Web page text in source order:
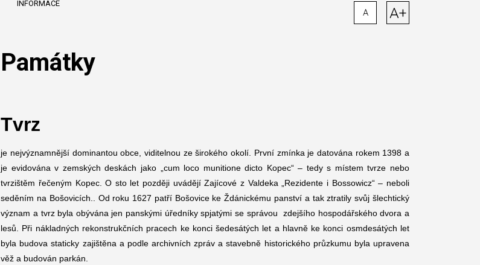
INFORMACE
A A+
Památky
Tvrz
je nejvýznamnější dominantou obce, viditelnou ze širokého okolí. První zmínka je datována rokem 1398 a
je evidována v zemských deskách jako „cum loco munitione dicto Kopec“ – tedy s místem tvrze nebo
tvrzištěm řečeným Kopec. O sto let později uvádějí Zajícové z Valdeka „Rezidente i Bossowicz“ – neboli
seděním na Bošovicích.. Od roku 1627 patří Bošovice ke Ždánickému panství a tak ztratily svůj šlechtický
význam a tvrz byla obývána jen panskými úředníky spjatými se správou zdejšího hospodářského dvora a
lesů. Při nákladných rekonstrukčních pracech ke konci šedesátých let a hlavně ke konci osmdesátých let
byla budova staticky zajištěna a podle archivních zpráv a stavebně historického průzkumu byla upravena
věž a budován parkán.